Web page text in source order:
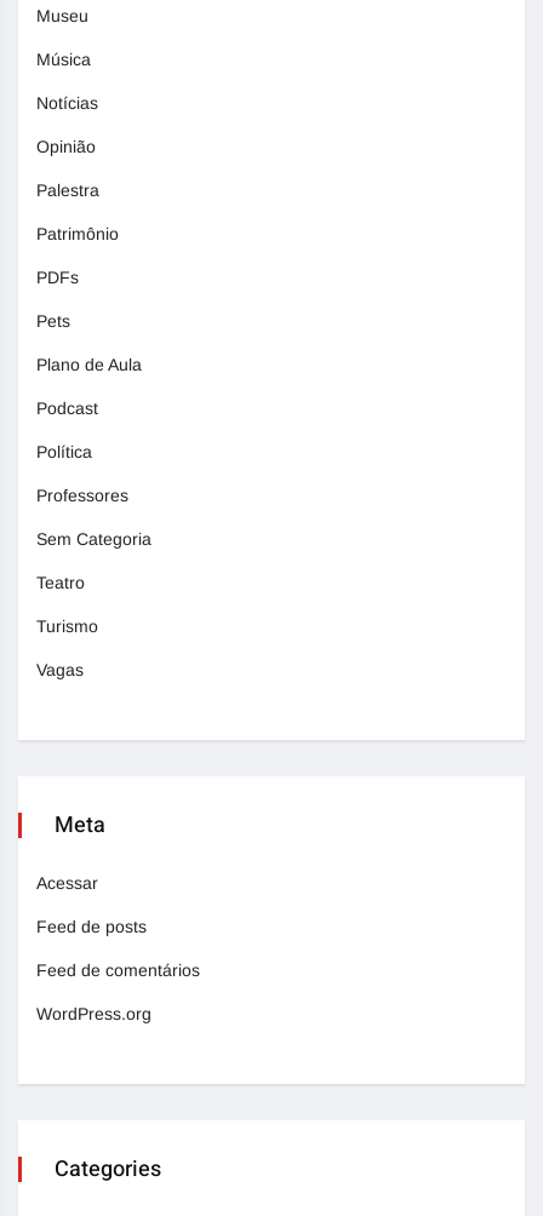
Museu
Música
Notícias
Opinião
Palestra
Patrimônio
PDFs
Pets
Plano de Aula
Podcast
Política
Professores
Sem Categoria
Teatro
Turismo
Vagas
Meta
Acessar
Feed de posts
Feed de comentários
WordPress.org
Categories